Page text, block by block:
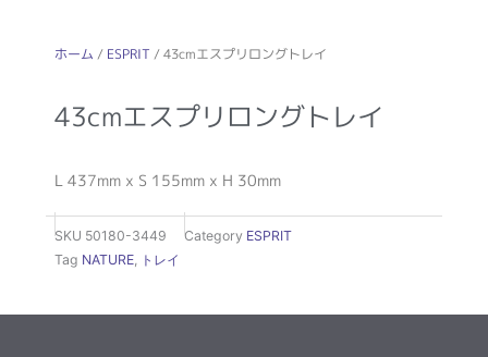
ホーム / ESPRIT / 43cmエスプリロングトレイ
43cmエスプリロングトレイ
L 437mm x S 155mm x H 30mm
SKU 50180-3449 Category ESPRIT
Tag NATURE トレイ